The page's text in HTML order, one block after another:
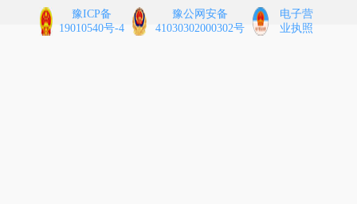
条文说明
豫ICP备
19010540号-4
豫公网安备
41030302000302号
电子营
业执照